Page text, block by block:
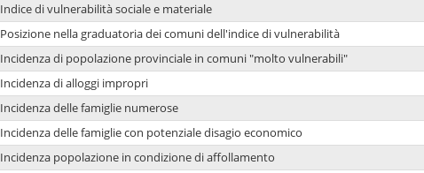
Indice di vulnerabilità sociale e materiale
Posizione nella graduatoria dei comuni dell'indice di vulnerabilità
Incidenza di popolazione provinciale in comuni "molto vulnerabili"
Incidenza di alloggi impropri
Incidenza delle famiglie numerose
Incidenza delle famiglie con potenziale disagio economico
Incidenza popolazione in condizione di affollamento